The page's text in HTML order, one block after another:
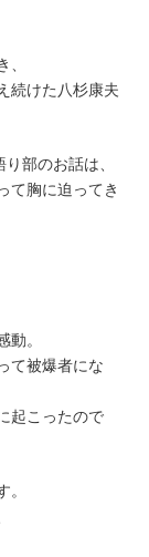
続けた八杉康夫
部のお話は、
て胸に迫ってき
。
て被爆者にな
起こったので